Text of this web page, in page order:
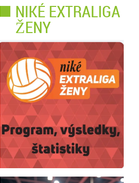
NIKÉ EXTRALIGA
ŽENY